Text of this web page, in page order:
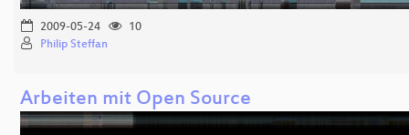
2009-05-24
10
Philip Steffan
Arbeiten mit Open Source